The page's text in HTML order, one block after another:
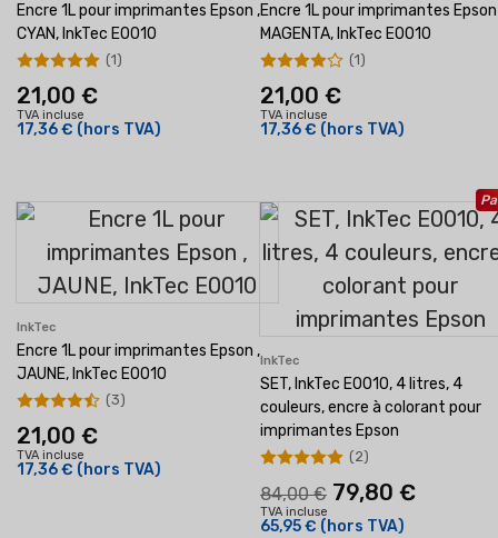
Encre 1L pour imprimantes Epson ,
CYAN, InkTec E0010
21,00 €
TVA incluse
17,36 € (hors TVA)
(1)
Encre 1L pour imprimantes Epson
MAGENTA, InkTec E0010
21,00 €
TVA incluse
17,36 € (hors TVA)
(1)
InkTec
Encre 1L pour imprimantes Epson ,
JAUNE, InkTec E0010
21,00 €
TVA incluse
17,36 € (hors TVA)
(3)
InkTec
SET, InkTec E0010, 4 litres, 4
couleurs, encre à colorant pour
imprimantes Epson
84,00 € 79,80 €
TVA incluse
65,95 € (hors TVA)
(2)